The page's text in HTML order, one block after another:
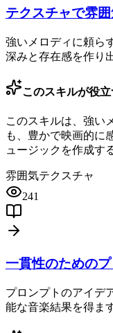
テクスチャで雰
強いメロディに頼ら
深みと存在感を作り
このスキルが役立
このスキルは、強い
も、豊かで映画的に
ュージックを作成す
雰囲気テクスチャ
241
一貫性のための
プロンプトのアイデ
能な音楽結果を得ま